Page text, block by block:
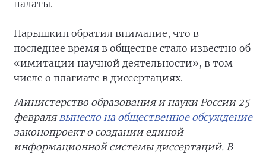
палаты.
Нарышкин обратил внимание, что в
последнее время в обществе стало известно об
«имитации научной деятельности», в том
числе о плагиате в диссертациях.
Министерство образования и науки России 25
февралявынесло на общественное обсуждение
законопроект о создании единой
информационной системы диссертаций. В